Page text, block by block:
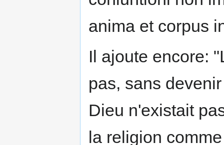
anima et corpus
Il ajoute encore:
pas, sans
Dieu n'existait
la religion